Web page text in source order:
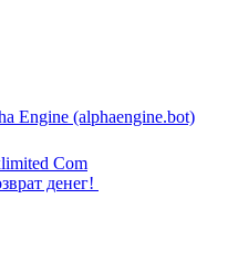
Engine (alphaengine.bot)
Com
денег!